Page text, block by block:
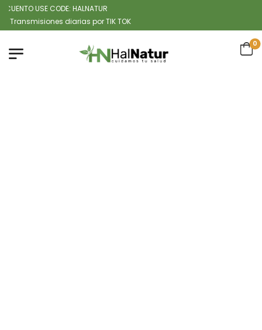
USE CODE: HALNATUR
diarias por TIK TOK
0